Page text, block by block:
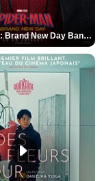
Spider-Man: Brand New Day Bande-annonce VO STFR